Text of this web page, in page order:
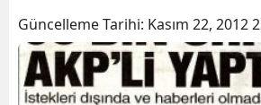
Güncelleme Tarihi: Kasım 22, 2012